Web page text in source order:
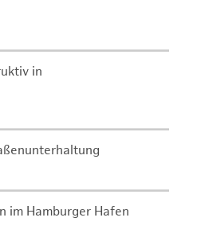
in
im Hamburger Hafen